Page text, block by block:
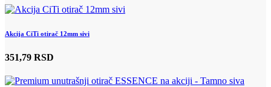
Akcija CiTi otirač 12mm sivi
351,79 RSD